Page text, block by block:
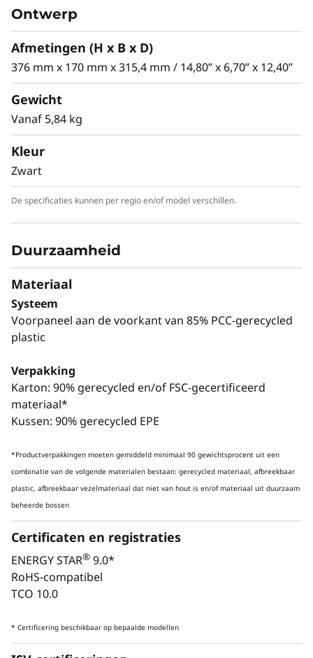
TOPS van de NVIDIA RTX™ Ada grafische kaart.
automatisering, de ThinkStation P2 Tower Gen
2 stelt teams in staat om taken te stroomlijnen
en sneller te innoveren.
VEELZIJDIGE PRESTATIES IN VERSCHILLENDE
ISV-gecertificeerd voor
belangrijke workloads
Stroomlijn CAD,
Ontwerp
Afmetingen (H x B x D)
376 mm x 170 mm x 315,4 mm / 14,80” x 6,70” x 12,40”
Gewicht
Vanaf 5,84 kg
Kleur
Zwart
De specificaties kunnen per regio en/of model verschillen.
Duurzaamheid
Materiaal
Systeem
Voorpaneel aan de voorkant van 85% PCC-gerecycled
plastic
Verpakking
Karton: 90% gerecycled en/of FSC-gecertificeerd
materiaal*
Kussen: 90% gerecycled EPE
*Productverpakkingen moeten gemiddeld minimaal 90 gewichtsprocent uit een
combinatie van de volgende materialen bestaan: gerecycled materiaal, afbreekbaar
plastic, afbreekbaar vezelmateriaal dat niet van hout is en/of materiaal uit duurzaam
beheerde bossen
Certificaten en registraties
ENERGY STAR® 9.0*
RoHS-compatibel
TCO 10.0
* Certificering beschikbaar op bepaalde modellen